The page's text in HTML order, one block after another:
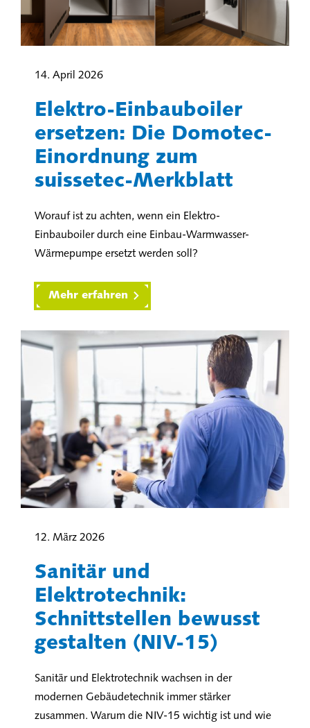
14. April 2026
Elektro-Einbauboiler
ersetzen: Die Domotec-
Einordnung zum
suissetec-Merkblatt
Worauf ist zu achten, wenn ein Elektro-
Einbauboiler durch eine Einbau-Warmwasser-
Wärmepumpe ersetzt werden soll?
Mehr erfahren
12. März 2026
Sanitär und
Elektrotechnik:
Schnittstellen bewusst
gestalten (NIV-15)
Sanitär und Elektrotechnik wachsen in der
modernen Gebäudetechnik immer stärker
zusammen. Warum die NIV-15 wichtig ist und wie